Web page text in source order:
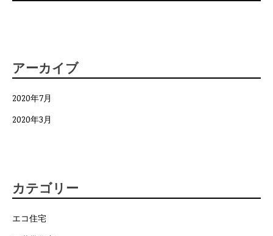
アーカイブ
2020年7月
2020年3月
カテゴリー
エコ住宅